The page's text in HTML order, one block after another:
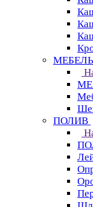
МЕБЕЛЬ
ПОЛИВ